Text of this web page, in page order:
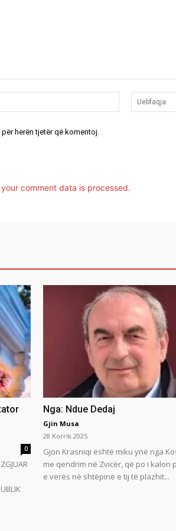
Email:*
herën tjetër që komentoj.
comment data is processed.
0
Nga: Ndue Dedaj
Gjin Musa
28 Korrik 2025
Gjon Krasniqi është miku ynë nga
me qendrim në Zvicër, që po i kalon
e verës në shtëpinë e tij të plazhit...